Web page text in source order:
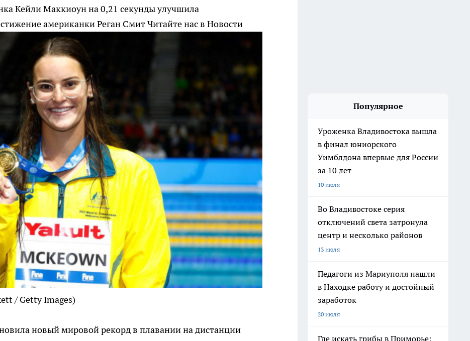
Кейли Маккиоун на 0,21 секунды улучшила
американки Реган СмитЧитайте нас в Новости
/ Getty Images)
новый мировой рекорд в плавании на дистанции
Популярное
Уроженка Владивостока вышла
в финал юниорского
Уимблдона впервые для России
за 10 лет
10 июля
Во Владивостоке серия
отключений света затронула
центр и несколько районов
13 июля
Педагоги из Мариуполя нашли
в Находке работу и достойный
заработок
20 июля
Где искать грибы в Приморье: